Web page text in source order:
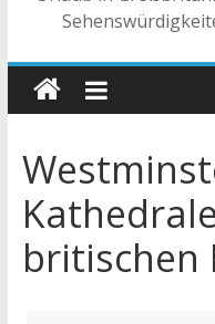
britischen